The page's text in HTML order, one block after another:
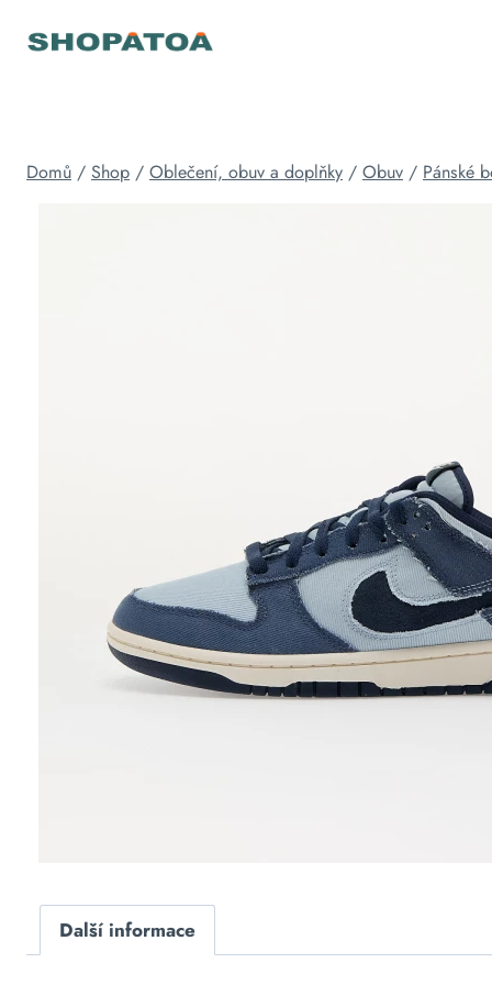
Domů / Shop / Oblečení, obuv a doplňky / Obuv / Pánské
Další informace